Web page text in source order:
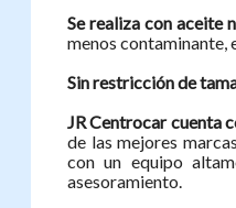
Se realiza con aceite
menos contaminante,
Sin restricción de
JR Centrocar cuenta
de las mejores
con un equipo
asesoramiento.